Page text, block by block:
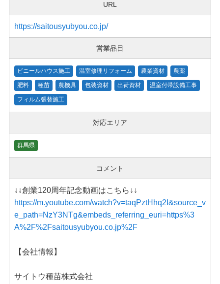
URL
https://saitousyubyou.co.jp/
営業品目
ビニールハウス施工 温室修理リフォーム 農業資材 農薬
肥料 種苗 農機具 包装資材 出荷資材 温室付帯設備工事
フィルム張替施工
対応エリア
群馬県
コメント
↓↓創業120周年記念動画はこちら↓↓
https://m.youtube.com/watch?v=taqPztHhq2I&source_v
e_path=NzY3NTg&embeds_referring_euri=https%3
A%2F%2Fsaitousyubyou.co.jp%2F
【会社情報】
サイトウ種苗株式会社